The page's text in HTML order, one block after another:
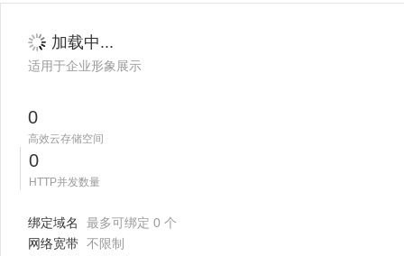
加载中...
适用于企业形象展示
0
高效云存储空间
0
HTTP并发数量
绑定域名
最多可绑定 0 个
网络宽带 不限制